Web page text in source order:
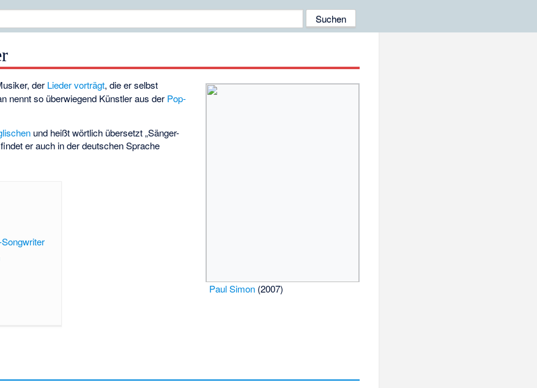
Paul Simon (2007)
der Lieder vorträgt, die er selbst
nennt so überwiegend Künstler aus der Pop-
und heißt wörtlich übersetzt „Sänger-
findet er auch in der deutschen Sprache